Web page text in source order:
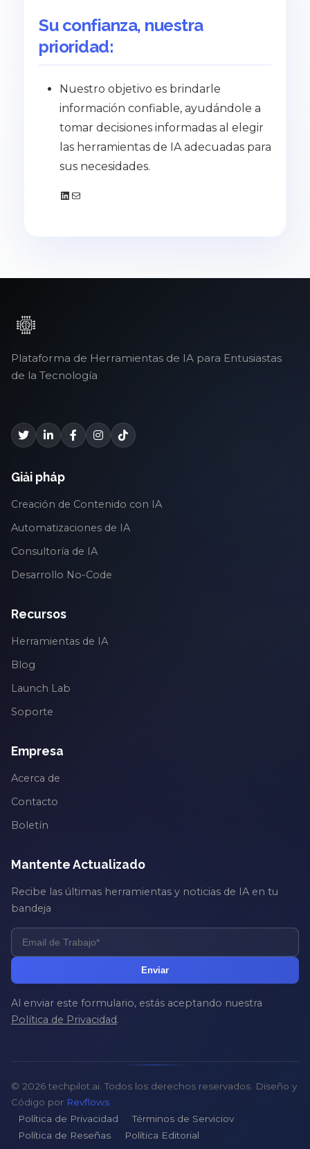
Su confianza, nuestra
prioridad:
Nuestro objetivo es brindarle
información confiable, ayudándole a
tomar decisiones informadas al elegir
las herramientas de IA adecuadas para
sus necesidades.
LinkedIn
Correo electrónico
Plataforma de Herramientas de IA para Entusiastas
de la Tecnología
Giải pháp
Creación de Contenido con IA
Automatizaciones de IA
Consultoría de IA
Desarrollo No-Code
Recursos
Herramientas de IA
Blog
Launch Lab
Soporte
Empresa
Acerca de
Contacto
Boletín
Mantente Actualizado
Recibe las últimas herramientas y noticias de IA en tu
bandeja
Enviar
Al enviar este formulario, estás aceptando nuestra
Política de Privacidad.
© 2026 techpilot.ai. Todos los derechos reservados. Diseño y
Código por Revflows
Política de Privacidad
Términos de Serviciov
Política de Reseñas
Política Editorial